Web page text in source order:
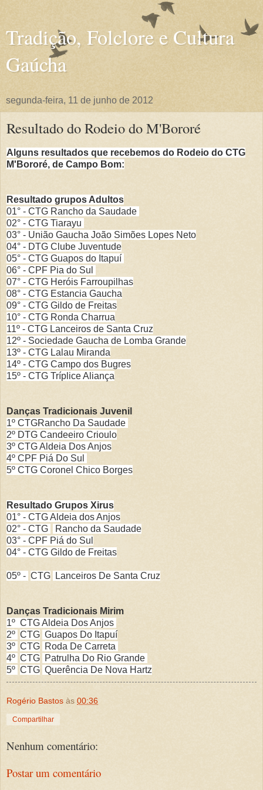
Tradição, Folclore e Cultura
Gaúcha
segunda-feira, 11 de junho de 2012
Resultado do Rodeio do M'Bororé
Alguns resultados que recebemos do Rodeio do CTG
M'Bororé, de Campo Bom:
Resultado grupos Adultos
01° - CTG Rancho da Saudade
02° - CTG Tiarayu
03° - União Gaucha João Simões Lopes Neto
04° - DTG Clube Juventude
05° - CTG Guapos do Itapuí
06° - CPF Pia do Sul
07° - CTG Heróis Farroupilhas
08° - CTG Estancia Gaucha
09° - CTG Gildo de Freitas
10° - CTG Ronda Charrua
11º - CTG Lanceiros de Santa Cruz
12º - Sociedade Gaucha de Lomba Grande
13º - CTG Lalau Miranda
14º - CTG Campo dos Bugres
15º - CTG Tríplice Aliança
Danças Tradicionais Juvenil
1º CTGRancho Da Saudade
2º DTG Candeeiro Crioulo
3º CTG Aldeia Dos Anjos
4º CPF Piá Do Sul
5º CTG Coronel Chico Borges
Resultado Grupos Xirus
01° - CTG Aldeia dos Anjos
02° - CTG
Rancho da Saudade
03° - CPF Piá do Sul
04° - CTG Gildo de Freitas
05º - CTG Lanceiros De Santa Cruz
Danças Tradicionais Mirim
1º CTG Aldeia Dos Anjos
2º CTG Guapos Do Itapuí
3º CTG Roda De Carreta
4º CTG Patrulha Do Rio Grande
5º CTG Querência De Nova Hartz
Rogério Bastos às 00:36
Compartilhar
Nenhum comentário:
Postar um comentário